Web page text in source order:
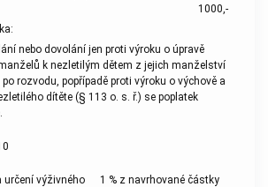
1000,-
nebo dovolání jen proti výroku o úpravě
k nezletilým dětem z jejich manželství
po rozvodu, popřípadě proti výroku o výchově a
dítěte (§ 113 o. s. ř.) se poplatek
určení výživného
1 % z navrhované částky